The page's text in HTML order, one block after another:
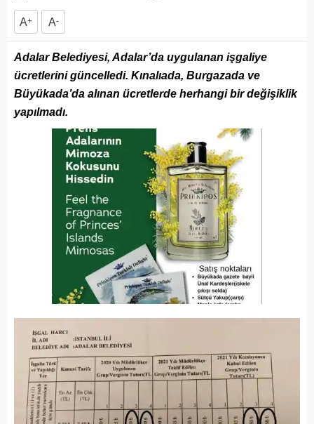
A+ A-
Adalar Belediyesi, Adalar’da uygulanan işgaliye
ücretlerini güncelledi. Kınalıada, Burgazada ve
Büyükada’da alınan ücretlerde herhangi bir değişiklik
yapılmadı.